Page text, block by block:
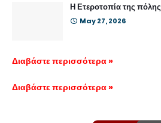
Η Ετεροτοπία της πόλης
May 27, 2026
Διαβάστε περισσότερα »
Διαβάστε περισσότερα »